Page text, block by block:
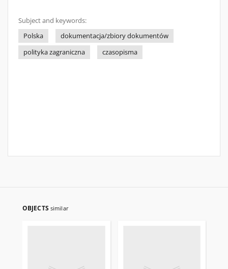
Subject and keywords:
Polska
dokumentacja/zbiory dokumentów
polityka zagraniczna
czasopisma
OBJECTS similar